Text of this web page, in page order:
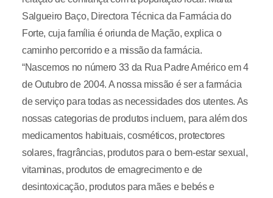
Salgueiro Baço, Directora Técnica da Farmácia do
Forte, cuja família é oriunda de Mação, explica o
caminho percorrido e a missão da farmácia.
“Nascemos no número 33 da Rua Padre Américo em 4
de Outubro de 2004. A nossa missão é ser a farmácia
de serviço para todas as necessidades dos utentes. As
nossas categorias de produtos incluem, para além dos
medicamentos habituais, cosméticos, protectores
solares, fragrâncias, produtos para o bem-estar sexual,
vitaminas, produtos de emagrecimento e de
desintoxicação, produtos para mães e bebés e